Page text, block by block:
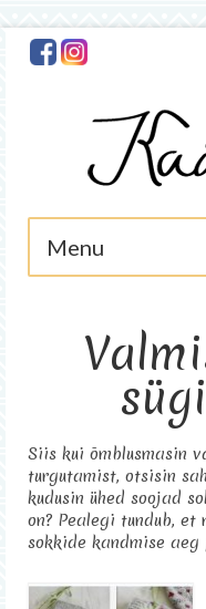
Menu
Minust
Käsitöö
Asjad müügis
Sisustus
Kontakt
Siis kui õmblusmasin
turgutamist, otsisin
kudusin ühed soojad
on? Pealegi tundub,
sokkide kandmise